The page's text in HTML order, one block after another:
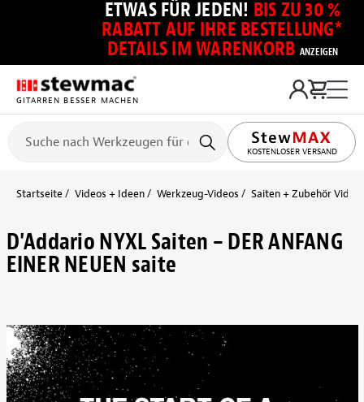
ETWAS FÜR JEDEN! BIS ZU 30 %
RABATT AUF IHRE BESTELLUNG*
DETAILS IM WARENKORB ANZEIGEN
GITARREN BESSER MACHEN
KOSTENLOSER VERSAND
Startseite Videos + Ideen Werkzeug-Videos Saiten + Zubehör
D'Addario NYXL Saiten – DER ANFANG
EINER NEUEN saite